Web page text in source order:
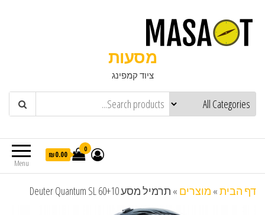
מסעות
ציוד קמפינג
Menu
0
₪0.00
דף הבית» מוצרים » תרמיל מסע Deuter Quantum SL 60+10